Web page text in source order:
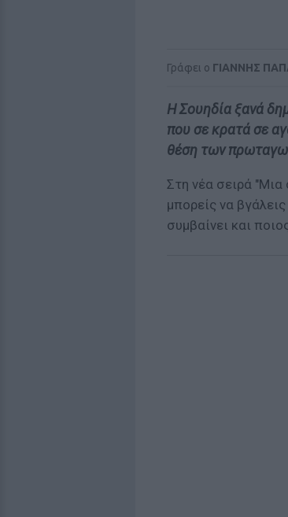
Γράφει ο ΓΙΑΝΝΗΣ
Η Σουηδία ξανά
που σε κρατά σε
θέση των
Στη νέα σειρά "Μια
μπορείς να
συμβαίνει και